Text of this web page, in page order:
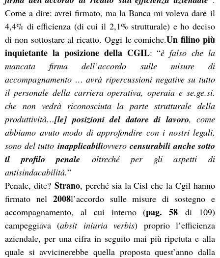
Come a dire: avrei firmato, ma la Banca mi voleva dare il
4,4% di efficienza (di cui il 2,1% strutturale) e ho deciso
di non sottostare al ricatto. Oggi le comiche.Un filino più
inquietante la posizione della CGIL: “è falso che la
mancata firma dell’accordo sulle misure di
accompagnamento … avrà ripercussioni negative su tutto
il personale della carriera operativa, operaia e se.ge.si.
che non vedrà riconosciuta la parte strutturale della
produttività…[le] posizioni del datore di lavoro, come
abbiamo avuto modo di approfondire con i nostri legali,
sono del tutto inapplicabiliovvero censurabili anche sotto
il profilo penale oltreché per gli aspetti di
antisindacabilità.”
Penale, dite? Strano, perché sia la Cisl che la Cgil hanno
firmato nel2008l’accordo sulle misure di sostegno e
accompagnamento, al cui interno (pag. 58 di 109)
campeggiava (absit iniuria verbis) proprio l’efficienza
aziendale, per una cifra in seguito mai più ripetuta e alla
quale si avvicinerebbe quella proposta quest’anno dalla